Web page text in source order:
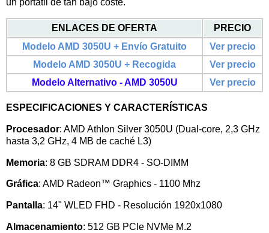
un portátil de tan bajo coste.
ENLACES DE OFERTA
PRECIO
Modelo AMD 3050U + Envío Gratuito
Ver precio
Modelo AMD 3050U + Recogida
Ver precio
Modelo Alternativo -AMD 3050U Ver precio
ESPECIFICACIONES Y CARACTERÍSTICAS
Procesador: AMD Athlon Silver 3050U (Dual-core, 2,3 GHz
hasta 3,2 GHz, 4 MB de caché L3)
Memoria: 8 GB SDRAM DDR4 - SO-DIMM
Gráfica: AMD Radeon™ Graphics - 1100 Mhz
Pantalla: 14" WLED FHD - Resolución 1920x1080
Almacenamiento: 512 GB PCIe NVMe M.2